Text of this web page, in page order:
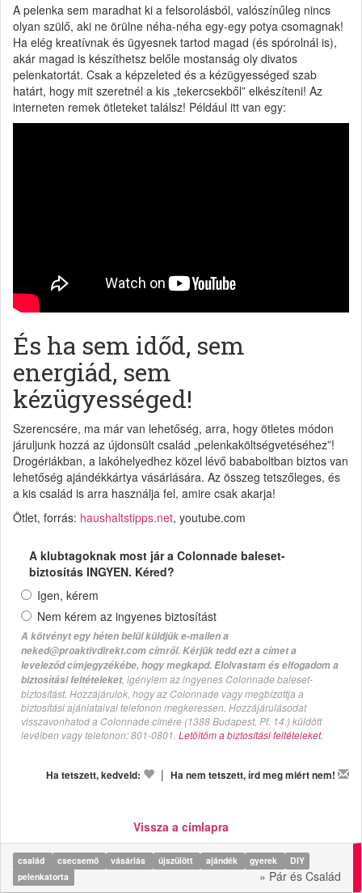
A pelenka sem maradhat ki a felsorolásból, valószínűleg nincs
olyan szülő, aki ne örülne néha-néha egy-egy potya csomagnak!
Ha elég kreatívnak és ügyesnek tartod magad (és spórolnál is),
akár magad is készíthetsz belőle mostanság oly divatos
pelenkatortát. Csak a képzeleted és a kézügyességed szab
határt, hogy mit szeretnél a kis „tekercsekből” elkészíteni! Az
interneten remek ötleteket találsz! Például itt van egy:
És ha sem időd, sem
energiád, sem
kézügyességed!
Szerencsére, ma már van lehetőség, arra, hogy ötletes módon
járuljunk hozzá az újdonsült család „pelenkaköltségvetéséhez”!
Drogériákban, a lakóhelyedhez közel lévő bababoltban biztos van
lehetőség ajándékkártya vásárlására. Az összeg tetszőleges, és
a kis család is arra használja fel, amire csak akarja!
Ötlet, forrás: haushaltstipps.net, youtube.com
A klubtagoknak most jár a Colonnade baleset-
biztosítás INGYEN. Kéred?
Igen, kérem
Nem kérem az ingyenes biztosítást
A kötvényt egy héten belül küldjük e-mailen a
neked@proaktivdirekt.com címről. Kérjük tedd ezt a címet a
leveleződ címjegyzékébe, hogy megkapd. Elolvastam és elfogadom a
biztosítási feltételeket, igénylem az ingyenes Colonnade baleset-
biztosítást. Hozzájárulok, hogy az Colonnade vagy megbízottja a
biztosítási ajánlataival telefonon megkeressen. Hozzájárulásodat
visszavonhatod a Colonnade címére (1388 Budapest, Pf. 14.) küldött
levélben vagy telefonon: 801-0801. Letöltöm a biztosítási feltételeket.
Ha tetszett, kedveld: | Ha nem tetszett, írd meg miért nem!
Vissza a címlapra
család csecsemő vásárlás újszülött ajándék gyerek
DIY
pelenkatorta
» Pár és Család